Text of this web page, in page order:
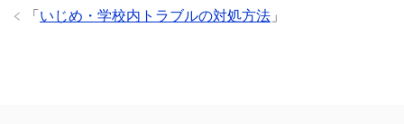
「 いじめ・学校内トラブルの対処方法 」